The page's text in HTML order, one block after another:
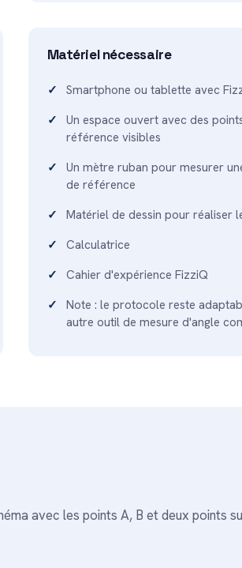
Matériel nécessaire
Smartphone ou tablette avec
Un espace ouvert avec des
référence visibles
Un mètre ruban pour mesurer
de référence
Matériel de dessin pour réaliser
Calculatrice
Cahier d'expérience FizziQ
Note : le protocole reste
autre outil de mesure d'angle
avec les points A, B et deux points